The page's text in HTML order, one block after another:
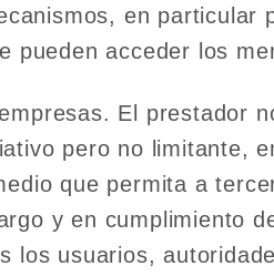
en particular
pueden acceder los
El prestador
pero no limitante,
que permita a
y en cumplimiento
los usuarios,